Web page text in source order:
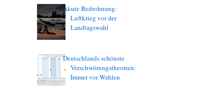
Akute Bedrohnung:
Luftkrieg vor der
Landtagswahl
Deutschlands schönste
Verschwörungstheorien:
Immer vor Wahlen